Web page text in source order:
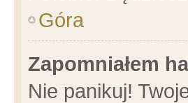
Góra
Zapomniałem
Nie panikuj!